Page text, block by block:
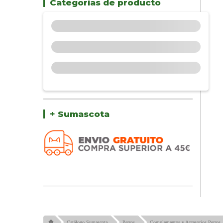
Categorías de producto
+ Sumascota